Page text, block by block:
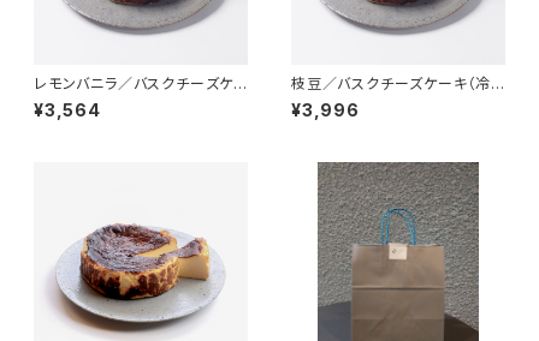
レモンバニラ／バスクチーズケ
ーキ（冷凍）
¥3,564
枝豆／バスクチーズケーキ（冷
凍）
¥3,996